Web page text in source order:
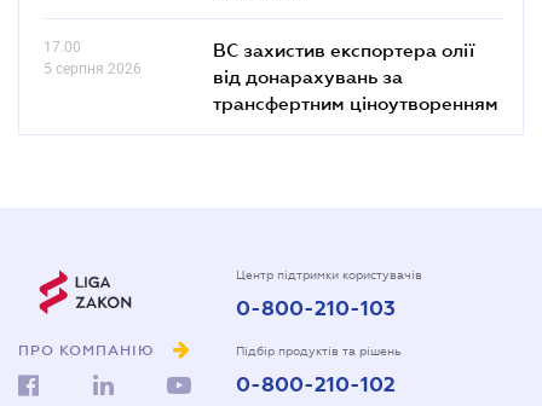
17.00
5 серпня 2026
ВС захистив експортера олії
від донарахувань за
трансфертним ціноутворенням
ПРО КОМПАНІЮ
Центр підтримки користувачів
0-800-210-103
Підбір продуктів та рішень
0-800-210-102